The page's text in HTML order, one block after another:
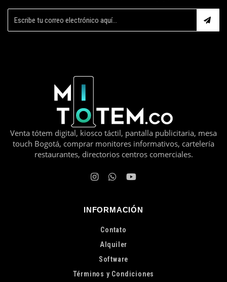
Venta tótem digital, kiosco táctil, pantalla publicitaria, mesa
touch Bogotá, comprar monitores informativos, cartelería
restaurantes, directorios centros comerciales.
INFORMACIÓN
Contato
Alquiler
Software
Términos y Condiciones